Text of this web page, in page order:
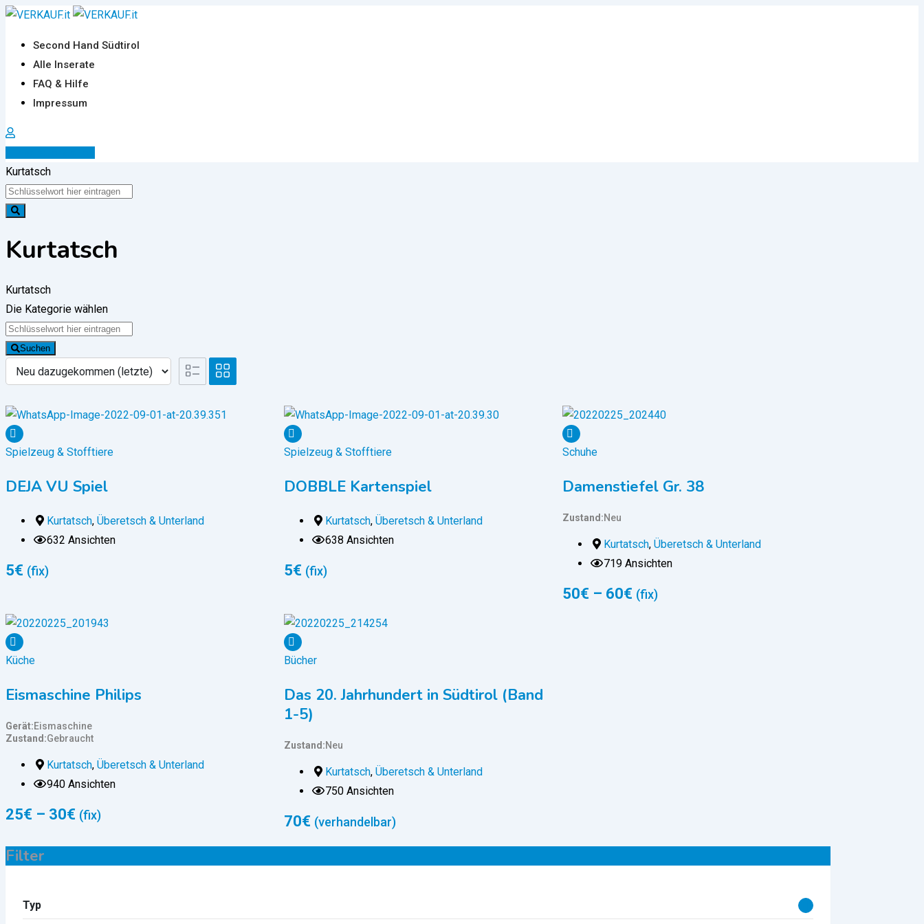
Zum
springen
Second Hand Südtirol
Alle Inserate
FAQ & Hilfe
Impressum
Kurtatsch
Kurtatsch
Kurtatsch
Die Kategorie wählen
Suchen
Spielzeug & Stofftiere
DEJA VU Spiel
Kurtatsch, Überetsch & Unterland
632 Ansichten
5€ (fix)
Spielzeug & Stofftiere
DOBBLE Kartenspiel
Kurtatsch, Überetsch & Unterland
638 Ansichten
5€ (fix)
Schuhe
Damenstiefel Gr. 38
Zustand Neu
Kurtatsch, Überetsch & Unterland
719 Ansichten
50€ – 60€ (fix)
Küche
Eismaschine Philips
Gerät Eismaschine
Zustand Gebraucht
Kurtatsch, Überetsch & Unterland
940 Ansichten
25€ – 30€ (fix)
Bücher
Das 20. Jahrhundert in Südtirol (Band
1-5)
Zustand Neu
Kurtatsch, Überetsch & Unterland
750 Ansichten
70€ (verhandelbar)
Filter
Typ